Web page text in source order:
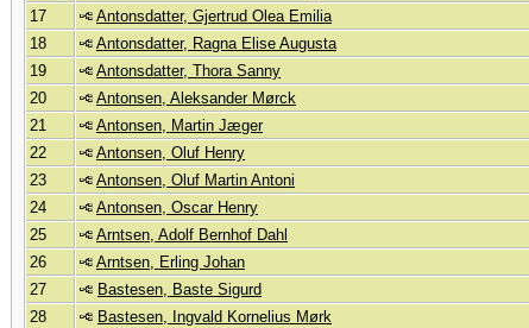
17
Antonsdatter, Gjertrud Olea Emilia
18
Antonsdatter, Ragna Elise Augusta
19
Antonsdatter, Thora Sanny
20
Antonsen, Aleksander Mørck
21
Antonsen, Martin Jæger
22
Antonsen, Oluf Henry
23
Antonsen, Oluf Martin Antoni
24
Antonsen, Oscar Henry
25
Arntsen, Adolf Bernhof Dahl
26
Arntsen, Erling Johan
27
Bastesen, Baste Sigurd
28
Bastesen, Ingvald Kornelius Mørk